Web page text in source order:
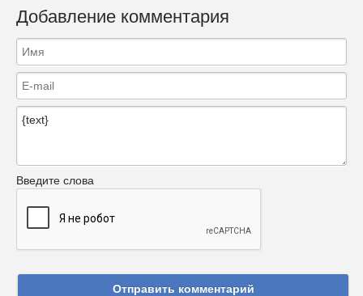
Добавление комментария
Введите слова
Отправить комментарий